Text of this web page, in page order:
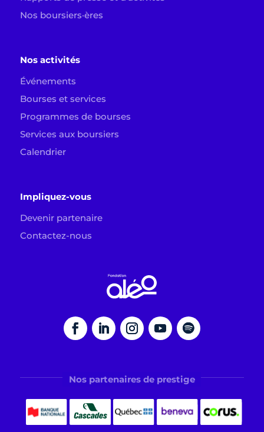
Nos boursiers·ères
Nos activités
Événements
Bourses et services
Programmes de bourses
Services aux boursiers
Calendrier
Impliquez-vous
Devenir partenaire
Contactez-nous
Nos partenaires de prestige